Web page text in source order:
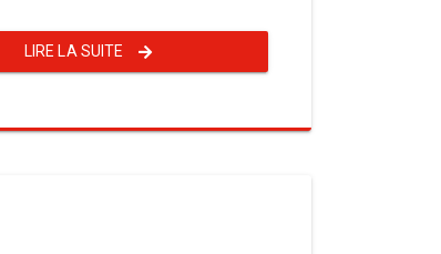
LIRE LA SUITE